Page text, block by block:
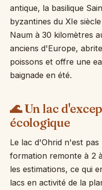
antique, la basilique
byzantines du XIe
Naum à 30 kilomètres
anciens d'Europe,
poissons et offre une
baignade en été.
🌊 Un lac
écologique
Le lac d'Ohrid n'est
formation remonte à 2
les estimations, ce qui
lacs en activité de la